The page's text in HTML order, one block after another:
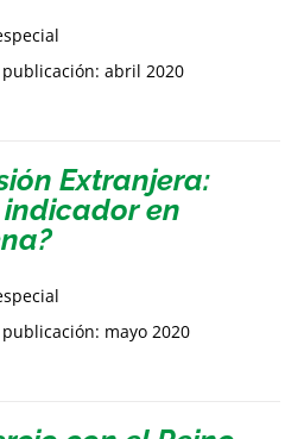
publicación: abril 2020
Extranjera:
en
publicación: mayo 2020